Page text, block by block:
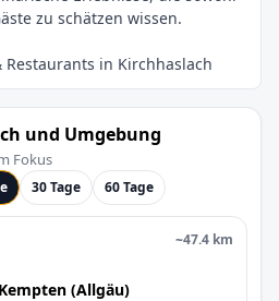
und Umgebung
Fokus
30 Tage 60 Tage
~47.4 km
(Allgäu)